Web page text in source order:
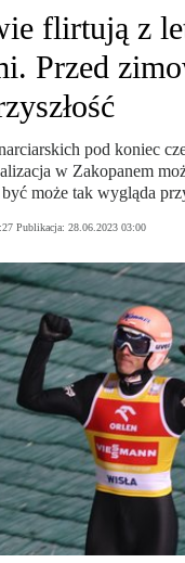
flirtują z
Przed
pod koniec
w Zakopanem
może tak wygląda
Publikacja: 28.06.2023 03:00